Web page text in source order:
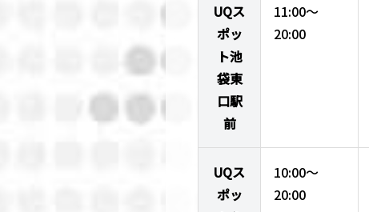
UQス
ポッ
ト池
袋東
口駅
前
11:00～
20:00
UQス
ポッ
10:00～
20:00